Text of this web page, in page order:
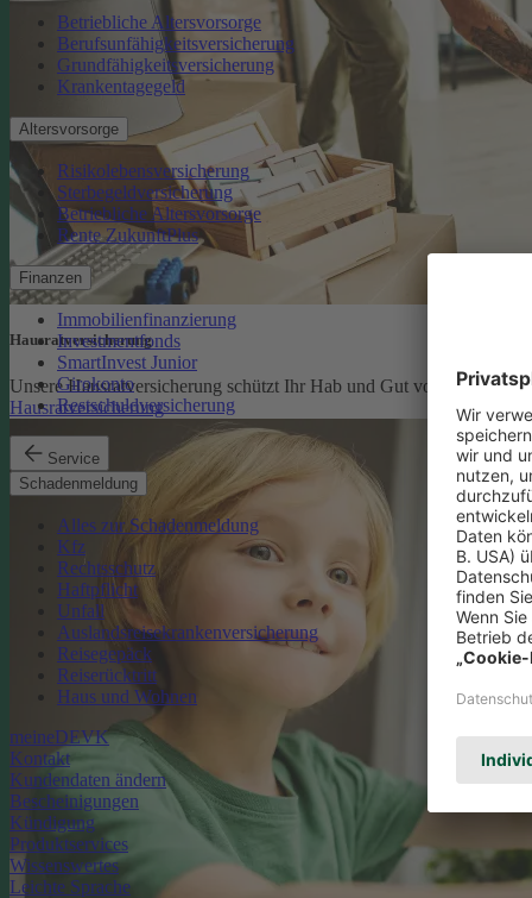
Betriebliche Altersvorsorge
Berufsunfähigkeitsversicherung
Grundfähigkeitsversicherung
Krankentagegeld
Altersvorsorge
Risikolebensversicherung
Sterbegeldversicherung
Betriebliche Altersvorsorge
Rente ZukunftPlus
Finanzen
Immobilienfinanzierung
Investmentfonds
SmartInvest Junior
Girokonto
Restschuldversicherung
Service
Schadenmeldung
Alles zur Schadenmeldung
Kfz
Rechtsschutz
Haftpflicht
Unfall
Auslandsreisekrankenversicherung
Reisegepäck
Reiserücktritt
Haus und Wohnen
meineDEVK
Kontakt
Kundendaten ändern
Bescheinigungen
Kündigung
Produktservices
Wissenswertes
Leichte Sprache
Hausratversicherung
Unsere Hausratversicherung schützt Ihr Hab und Gut vor den
Hausratversicherung